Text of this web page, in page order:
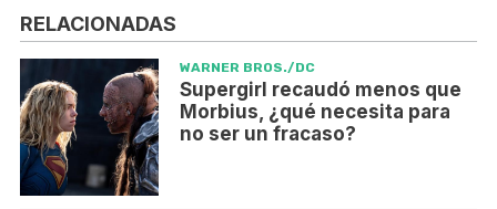
RELACIONADAS
WARNER BROS./DC
Supergirl recaudó menos que
Morbius, ¿qué necesita para
no ser un fracaso?